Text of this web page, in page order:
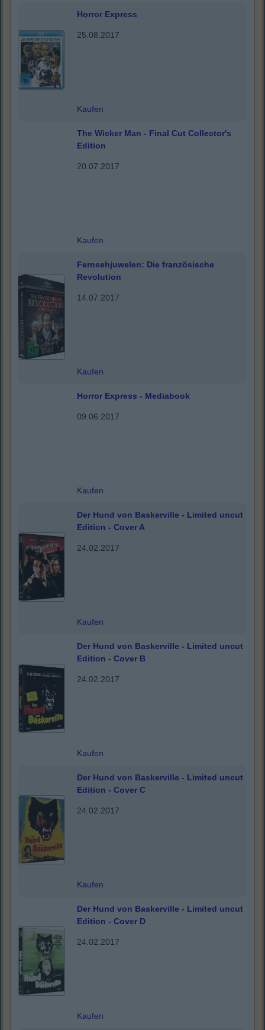
Horror Express
25.08.2017
Kaufen
The Wicker Man - Final Cut Collector's
Edition
20.07.2017
Kaufen
Fernsehjuwelen: Die französische
Revolution
14.07.2017
Kaufen
Horror Express - Mediabook
09.06.2017
Kaufen
Der Hund von Baskerville - Limited uncut
Edition - Cover A
24.02.2017
Kaufen
Der Hund von Baskerville - Limited uncut
Edition - Cover B
24.02.2017
Kaufen
Der Hund von Baskerville - Limited uncut
Edition - Cover C
24.02.2017
Kaufen
Der Hund von Baskerville - Limited uncut
Edition - Cover D
24.02.2017
Kaufen